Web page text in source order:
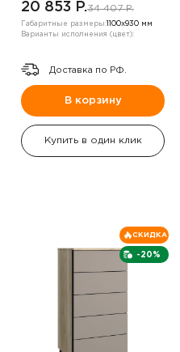
20 853 P.34 407 P.
Габаритные размеры: 1100х930 мм
Варианты исполнения (цвет):
Доставка по РФ.
В корзину
Купить в один клик
-20%
СКИДКА